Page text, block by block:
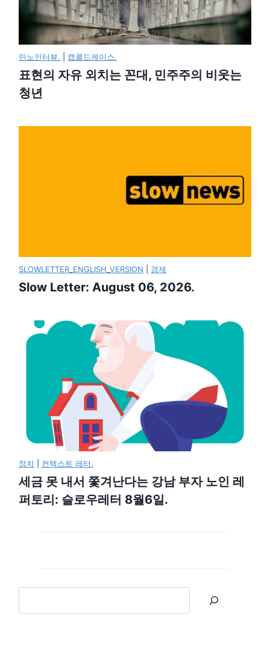
민노인터뷰. 캡콜드케이스.
표현의 자유 외치는 꼰대, 민주주의 비웃는
청년
SLOWLETTER_ENGLISH_VERSION 경제
Slow Letter: August 06, 2026.
정치 컨텍스트 레터.
세금 못 내서 쫓겨난다는 강남 부자 노인 레
퍼토리: 슬로우레터 8월6일.